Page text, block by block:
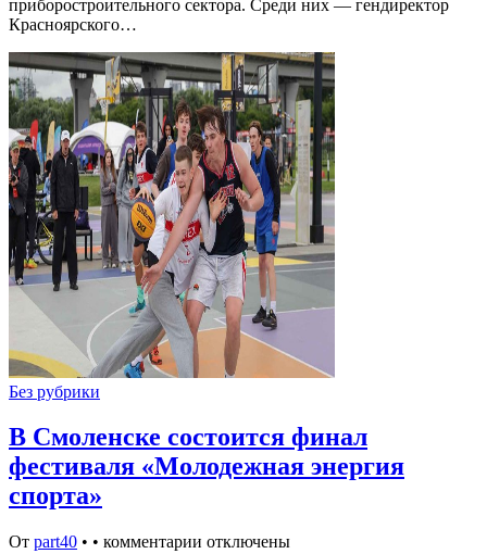
приборостроительного сектора. Среди них — гендиректор
Красноярского…
Без рубрики
В Смоленске состоится финал
фестиваля «Молодежная энергия
спорта»
От part40 • • комментарии отключены